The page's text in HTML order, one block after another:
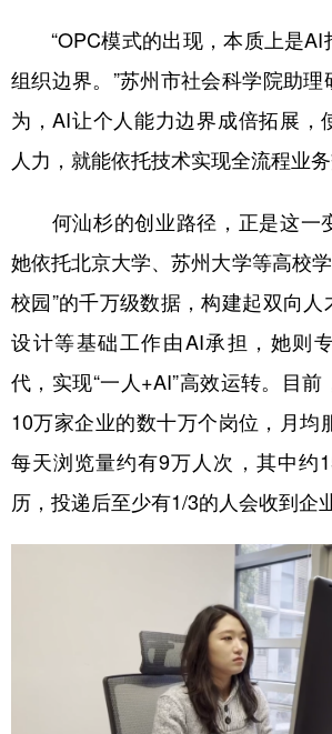
北京 天津 河北
辽宁 吉林 上海
浙江 安徽 福建
广东 广西 海南
四川 贵州 云南
陕西 甘肃 青海
English Español
Русский язык 日本語
“OPC模式的出现，本质上是AI
组织边界。”苏州市社会科学院助理
为，AI让个人能力边界成倍拓展，
人力，就能依托技术实现全流程业务
何汕杉的创业路径，正是这一变
她依托北京大学、苏州大学等高校
校园”的千万级数据，构建起双向人
设计等基础工作由AI承担，她则
代，实现“一人+AI”高效运转。目前
10万家企业的数十万个岗位，月均
每天浏览量约有9万人次，其中约
历，投递后至少有1/3的人会收到企